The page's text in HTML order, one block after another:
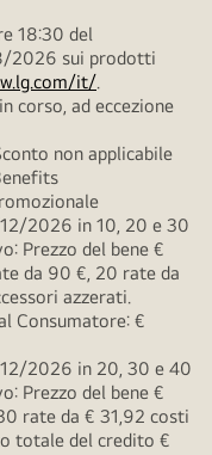
18:30 del
2026 sui prodotti
it/.
corso, ad eccezione
non applicabile
2026 in 10, 20 e 30
Prezzo del bene €
da 90 €, 20 rate da
azzerati.
Consumatore: €
2026 in 20, 30 e 40
Prezzo del bene €
rate da € 31,92 costi
totale del credito €